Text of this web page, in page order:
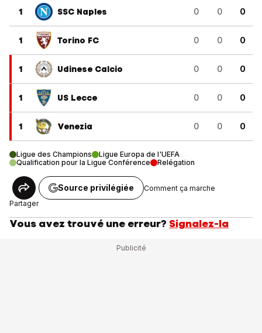
1 SSC Naples 0 0 0
1 Torino FC 0 0 0
1 Udinese Calcio 0 0 0
1 US Lecce 0 0 0
1 Venezia 0 0 0
Ligue des Champions
Ligue Europa de l'UEFA
Qualification pour la Ligue Conférence
Relégation
Partager
Source privilégiée Comment ça marche
Vous avez trouvé une erreur? Signalez-la